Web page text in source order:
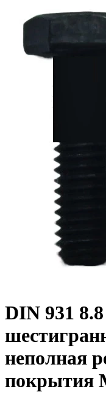
DIN 931
неполная
покрытия